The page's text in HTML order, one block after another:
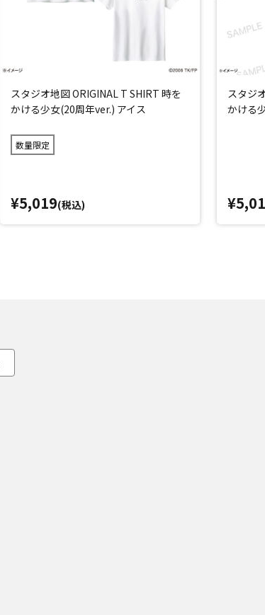
スタジオ地図 ORIGINAL T SHIRT 時を
かける少女(20周年ver.) アイス
数量限定
¥5,019(税込)
スタジ
かける